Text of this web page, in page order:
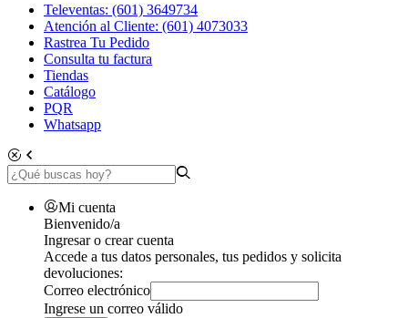
Televentas: (601) 3649734
Atención al Cliente: (601) 4073033
Rastrea Tu Pedido
Consulta tu factura
Tiendas
Catálogo
PQR
Whatsapp
Mi cuenta
Bienvenido/a
Ingresar o crear cuenta
Accede a tus datos personales, tus pedidos y solicita
devoluciones:
Correo electrónico
Ingrese un correo válido